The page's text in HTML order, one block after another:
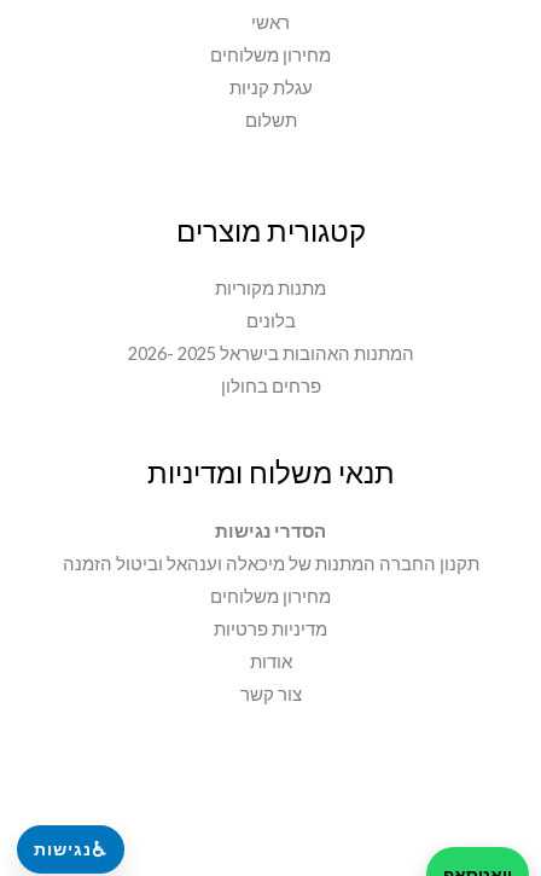
♿נגישות
ראשי
מחירון משלוחים
עגלת קניות
תשלום
קטגורית מוצרים
מתנות מקוריות
בלונים
המתנות האהובות בישראל 2025 -2026
פרחים בחולון
תנאי משלוח ומדיניות
הסדרי נגישות
תקנון החברה המתנות של מיכאלה וענהאל וביטול הזמנה
מחירון משלוחים
מדיניות פרטיות
אודות
צור קשר